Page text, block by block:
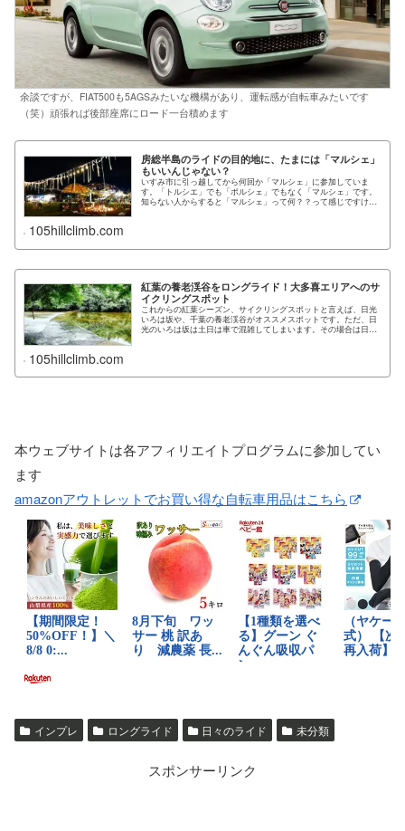
余談ですが、FIAT500も5AGSみたいな機構があり、運転感が自転車みたいです
（笑）頑張れば後部座席にロード一台積めます
房総半島のライドの目的地に、たまには「マルシェ」
もいいんじゃない？
いすみ市に引っ越してから何回か「マルシェ」に参加していま
す。「トルシエ」でも「ポルシェ」でもなく「マルシェ」です。
知らない人からすると「マルシェ」って何？？って感じですけ
ど、手作りの作家さんの商品（雑...
105hillclimb.com
紅葉の養老渓谷をロングライド！大多喜エリアへのサ
イクリングスポット
これからの紅葉シーズン、サイクリングスポットと言えば、日光
いろは坂や、千葉の養老渓谷がオススメスポットです。ただ、日
光のいろは坂は土日は車で混雑してしまいます。その場合は日光
105hillclimb.com
本ウェブサイトは各アフィリエイトプログラムに参加してい
ます
amazonアウトレットでお買い得な自転車用品はこちら
インプレ ロングライド 日々のライド 未分類
スポンサーリンク